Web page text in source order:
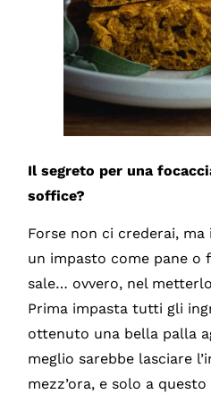
Il segreto per una
soffice?
Forse non ci crederai,
un impasto come pane o
sale… ovvero, nel
Prima impasta tutti gli
ottenuto una bella palla
meglio sarebbe lasciare
mezz’ora, e solo a